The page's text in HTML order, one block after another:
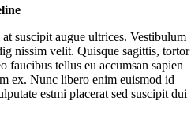
suscipit augue ultrices. Vestibulum
nissim velit. Quisque sagittis, tortor
faucibus tellus eu accumsan sapien
ex. Nunc libero enim euismod id
estmi placerat sed suscipit dui